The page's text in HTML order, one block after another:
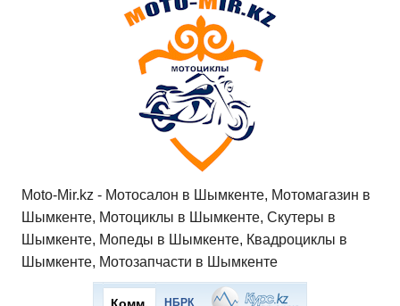
Moto-Mir.kz - Мотосалон в Шымкенте, Мотомагазин в
Шымкенте, Мотоциклы в Шымкенте, Скутеры в
Шымкенте, Мопеды в Шымкенте, Квадроциклы в
Шымкенте, Мотозапчасти в Шымкенте